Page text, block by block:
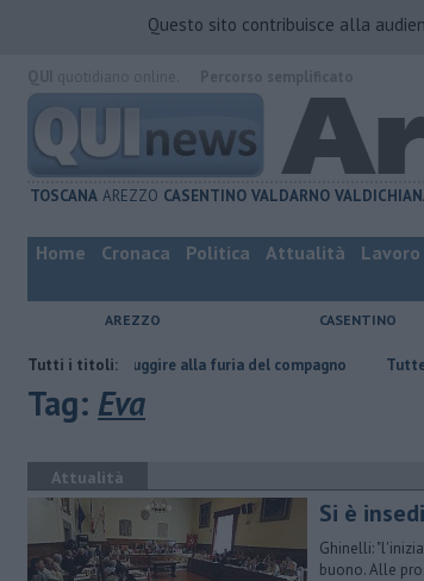
Questo sito contribuisce alla
TOSCANA AREZZO CASENTINO VALDARNO
Home Cronaca Politica Attualità Lavoro
AREZZO CASENTINO
Tutti i titoli:
sfuggire alla furia del compagno ​Tutte le offerte di
Tag: Eva
Attualità
Si è
Ghinelli:
buono. Alle